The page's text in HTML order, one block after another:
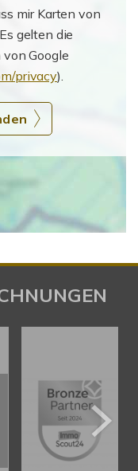
mir Karten von
gelten die
Google
privacy).